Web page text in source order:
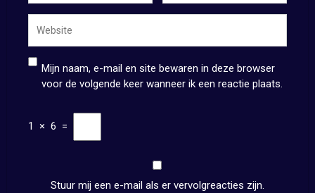
Mijn naam, e-mail en site bewaren in deze browser
voor de volgende keer wanneer ik een reactie plaats.
1 × 6 =
Stuur mij een e-mail als er vervolgreacties zijn.